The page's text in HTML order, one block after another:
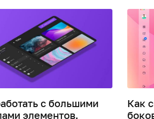
с большими
элементов,
Как